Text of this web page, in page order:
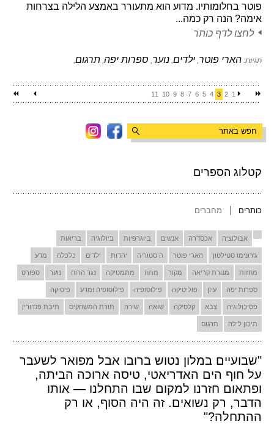
קטלוג הספרים
כותרים מחברים
אבולוציה אכסדרה אנשים ביוגרפיות ביולוגיה בריאות
ג'רונימו סטילטון הארי פוטר היסטוריה יהדות ילדים כלכלה מדע
מחזות מנורת קריאה מקור מתח מתמטיקה נגד הרוח נוער ספורט
ספרות יפה עיון פוליטיקה פילוסופיה פילוסופיה ומדע פיסיקה
פסיכולוגיה צבא קלסיקה שואה שירה תורת המשחקים תיבת פנדורין
תיכון לילה תרגום
"שבועיים במלון נטוש ברובו אבל מפואר לשעבר
על חוף הים האדריאטי, טיסה ארוכה הביתה,
ופתאום חזרנו למקום שבו התחלנו — אותו
הדבר, רק נשואים. זה היה הסוף, או רק
ההתחלה?"
פוטר בחלומותיו. מדוע הוא מתעורר באמצע הלילה בצרחות
אימה? הנה רק כמה...
לחצו לדף כותר
תגיות: הארי פוטר, ילדים, נוער, ספרות יפה, תרגום,
1
2
3
4
5
6
7
8
9
10
11